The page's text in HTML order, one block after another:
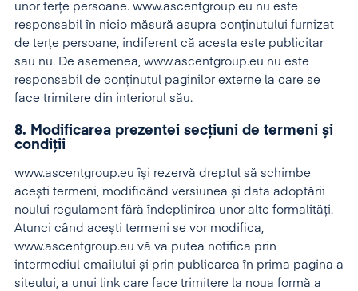
unor terțe persoane. www.ascentgroup.eu nu este
responsabil în nicio măsură asupra conținutului furnizat
de terțe persoane, indiferent că acesta este publicitar
sau nu. De asemenea, www.ascentgroup.eu nu este
responsabil de conținutul paginilor externe la care se
face trimitere din interiorul său.
8. Modificarea prezentei secțiuni de termeni și
condiții
www.ascentgroup.eu își rezervă dreptul să schimbe
acești termeni, modificând versiunea și data adoptării
noului regulament fără îndeplinirea unor alte formalități.
Atunci când acești termeni se vor modifica,
www.ascentgroup.eu vă va putea notifica prin
intermediul emailului și prin publicarea în prima pagina a
siteului, a unui link care face trimitere la noua formă a